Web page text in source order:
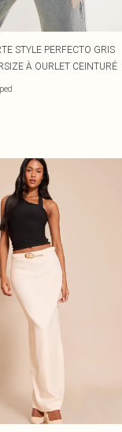
STYLE PERFECTO GRIS
À OURLET CEINTURÉ